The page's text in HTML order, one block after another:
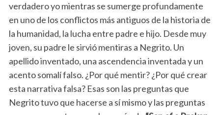
verdadero yo mientras se sumerge profundamente
en uno de los conflictos más antiguos de la historia de
la humanidad, la lucha entre padre e hijo. Desde muy
joven, su padre le sirvió mentiras a Negrito. Un
apellido inventado, una ascendencia inventada y un
acento somalí falso. ¿Por qué mentir? ¿Por qué crear
esta narrativa falsa? Esas son las preguntas que
Negrito tuvo que hacerse a sí mismo y las preguntas